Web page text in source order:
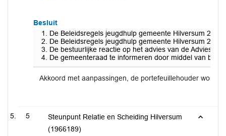
Besluit
De Beleidsregels jeugdhulp gemeente Hilversum 2026
De Beleidsregels jeugdhulp gemeente Hilversum 2018
De bestuurlijke reactie op het advies van de
De gemeenteraad te informeren door middel van
Akkoord met aanpassingen, de portefeuillehouder wordt
5
Steunpunt Relatie en Scheiding Hilversum
(1966189)